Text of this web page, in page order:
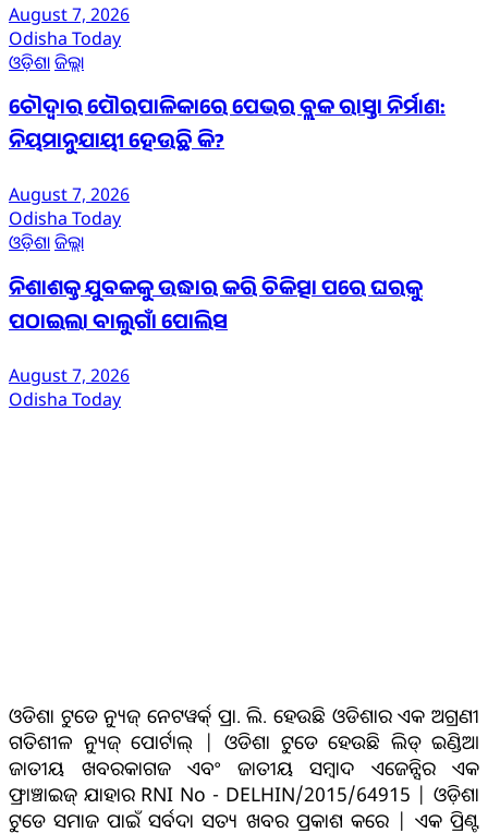
August 7, 2026
Odisha Today
ଓଡ଼ିଶାଜିଲ୍ଲା
ଚୌଦ୍ୱାର ପୌରପାଳିକାରେ ପେଭର ବ୍ଲକ ରାସ୍ତା ନିର୍ମାଣ:
ନିୟମାନୁଯାୟୀ ହେଉଛି କି?
August 7, 2026
Odisha Today
ଓଡ଼ିଶାଜିଲ୍ଲା
ନିଶାଶକ୍ତ ଯୁବକକୁ ଉଦ୍ଧାର କରି ଚିକିତ୍ସା ପରେ ଘରକୁ
ପଠାଇଲା ବାଲୁଗାଁ ପୋଲିସ
August 7, 2026
Odisha Today
ଓଡିଶା ଟୁଡେ ନ୍ୟୁଜ୍ ନେଟୱର୍କ୍ ପ୍ରା. ଲି. ହେଉଛି ଓଡିଶାର ଏକ ଅଗ୍ରଣୀ
ଗତିଶୀଳ ନ୍ୟୁଜ୍ ପୋର୍ଟାଲ୍ | ଓଡିଶା ଟୁଡେ ହେଉଛି ଲିଡ୍ ଇଣ୍ଡିଆ
ଜାତୀୟ ଖବରକାଗଜ ଏବଂ ଜାତୀୟ ସମ୍ବାଦ ଏଜେନ୍ସିର ଏକ
ଫ୍ରାଞ୍ଚାଇଜ୍ ଯାହାର RNI No - DELHIN/2015/64915 | ଓଡ଼ିଶା
ଟୁଡେ ସମାଜ ପାଇଁ ସର୍ବଦା ସତ୍ୟ ଖବର ପ୍ରକାଶ କରେ | ଏକ ପ୍ରିଣ୍ଟ